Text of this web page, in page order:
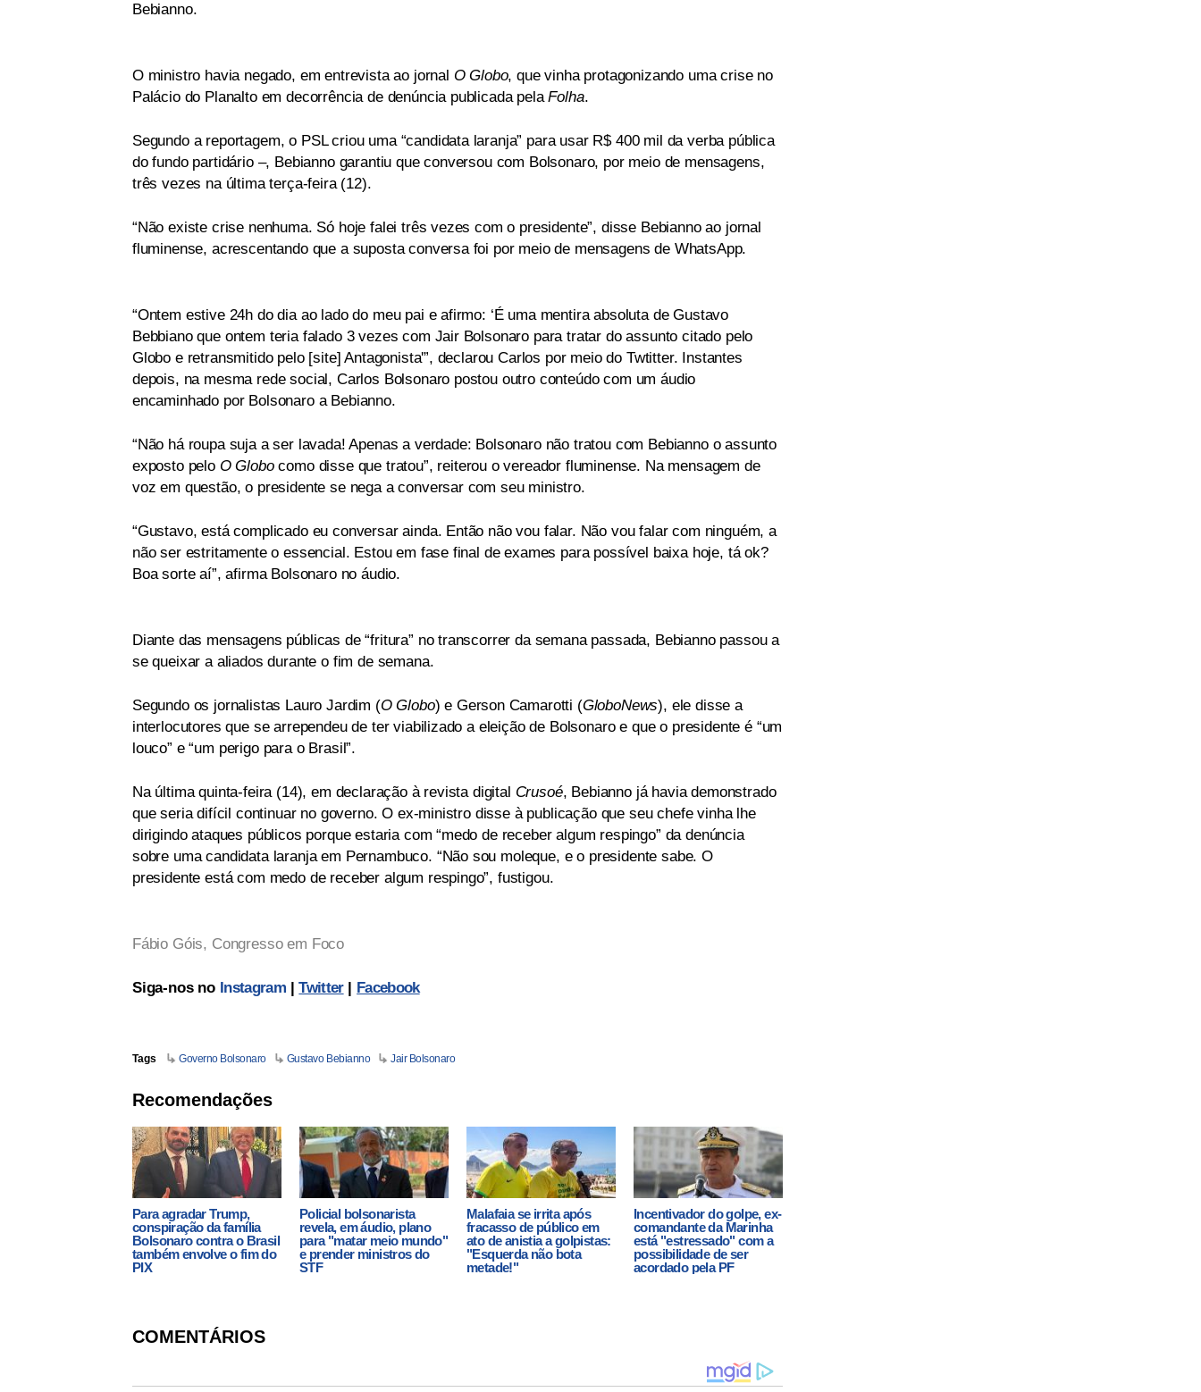
Bebianno.
O ministro havia negado, em entrevista ao jornal O Globo, que vinha protagonizando uma crise no
Palácio do Planalto em decorrência de denúncia publicada pelaFolha.
Segundo a reportagem, o PSL criou uma “candidata laranja” para usar R$ 400 mil da verba pública
do fundo partidário –, Bebianno garantiu que conversou com Bolsonaro, por meio de mensagens,
três vezes na última terça-feira (12).
“Não existe crise nenhuma. Só hoje falei três vezes com o presidente”, disse Bebianno ao jornal
fluminense, acrescentando que a suposta conversa foi por meio de mensagens de WhatsApp.
“Ontem estive 24h do dia ao lado do meu pai e afirmo: ‘É uma mentira absoluta de Gustavo
Bebbiano que ontem teria falado 3 vezes com Jair Bolsonaro para tratar do assunto citado pelo
Globo e retransmitido pelo [site] Antagonista'”, declarou Carlos por meio do Twtitter. Instantes
depois, na mesma rede social, Carlos Bolsonaro postou outro conteúdo com um áudio
encaminhado por Bolsonaro a Bebianno.
“Não há roupa suja a ser lavada! Apenas a verdade: Bolsonaro não tratou com Bebianno o assunto
exposto pelo O Globocomo disse que tratou”, reiterou o vereador fluminense. Na mensagem de
voz em questão, o presidente se nega a conversar com seu ministro.
“Gustavo, está complicado eu conversar ainda. Então não vou falar. Não vou falar com ninguém, a
não ser estritamente o essencial. Estou em fase final de exames para possível baixa hoje, tá ok?
Boa sorte aí”, afirma Bolsonaro no áudio.
Diante das mensagens públicas de “fritura” no transcorrer da semana passada, Bebianno passou a
se queixar a aliados durante o fim de semana.
Segundo os jornalistas Lauro Jardim (O Globo) e Gerson Camarotti (GloboNews), ele disse a
interlocutores que se arrependeu de ter viabilizado a eleição de Bolsonaro e que o presidente é “um
louco” e “um perigo para o Brasil”.
Na última quinta-feira (14), em declaração à revista digital Crusoé, Bebianno já havia demonstrado
que seria difícil continuar no governo. O ex-ministro disse à publicação que seu chefe vinha lhe
dirigindo ataques públicos porque estaria com “medo de receber algum respingo” da denúncia
sobre uma candidata laranja em Pernambuco. “Não sou moleque, e o presidente sabe. O
presidente está com medo de receber algum respingo”, fustigou.
Fábio Góis, Congresso em Foco
Siga-nos no Instagram|Twitter| Facebook
Tags Governo Bolsonaro Gustavo Bebianno Jair Bolsonaro
Recomendações
Para agradar Trump,
conspiração da família
Bolsonaro contra o Brasil
também envolve o fim do
PIX
Policial bolsonarista
revela, em áudio, plano
para "matar meio mundo"
e prender ministros do
STF
Malafaia se irrita após
fracasso de público em
ato de anistia a golpistas:
"Esquerda não bota
metade!"
Incentivador do golpe, ex-
comandante da Marinha
está "estressado" com a
possibilidade de ser
acordado pela PF
COMENTÁRIOS